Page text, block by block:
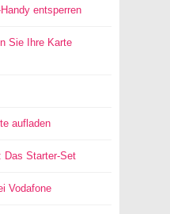
entsperren
Sie Ihre Karte
aufladen
Das Starter-Set
Vodafone